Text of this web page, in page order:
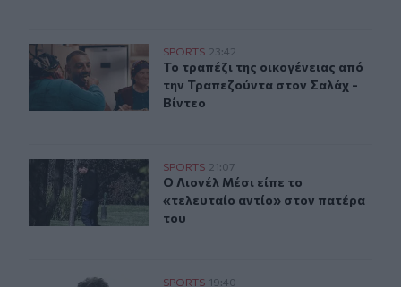
Το τραπέζι της οικογένειας από την Τραπεζούντα στον
SPORTS 23:42
Το τραπέζι της οικογένειας από
Το τραπέζι της οικογένειας από
την Τραπεζούντα στον Σαλάχ -
Βίντεο
Ο Λιονέλ Μέσι είπε το «τελευταίο αντίο» στον πατέρα
SPORTS 21:07
Ο Λιονέλ Μέσι είπε το «τελευταίο
Ο Λιονέλ Μέσι είπε το
«τελευταίο αντίο» στον πατέρα
του
SPORTS 19:40